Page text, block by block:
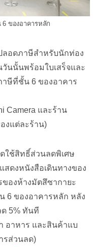
ของอาคารหลัก
ลอดภาษีสำหรับนักท่อง
นนั้นพร้อมใบเสร็จและ
าษีที่ชั้น 6 ของอาคาร
Camera และร้าน
งแต่ละร้าน)
ใช้สิทธิ์ส่วนลดพิเศษ
สดงหนังสือเดินทางของ
องห้างมัตสึซากายะ
6 ของอาคารหลัก หลัง
5% ทันที
อาหาร และสินค้าแบ
รส่วนลด)